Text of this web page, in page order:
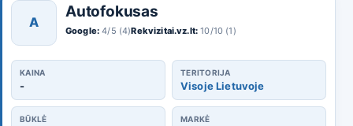
A
Autofokusas
Google: 4/5 (4)Rekvizitai.vz.lt: 10/10 (1)
KAINA
-
TERITORIJA
Visoje Lietuvoje
BŪKLĖ MARKĖ